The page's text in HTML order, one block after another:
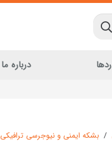
درباره ما
/ بشکه ایمنی و نیوجرسی ترافیکی